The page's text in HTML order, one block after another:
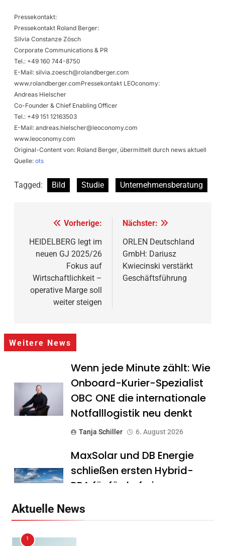
Pressekontakt:
Pressekontakt Roland Berger:
Silvia Constanze Zösch
Corporate Communications & PR
Tel.: +49 160 744-8750
E-Mail: silvia.zoesch@rolandberger.com
www.rolandberger.comPressekontakt LEOconomy:
Andreas Hielscher
Co-Founder & Chief Enabling Officer
Tel.: +49 151 12163503
E-Mail: andreas.hielscher@leoconomy.com
www.leoconomy.com
Original-Content von: Roland Berger, übermittelt durch news aktuell
Quelle: ots
Tagged: Bild Studie Unternehmensberatung
Beitragsnavigation
Vorherige:
HEIDELBERG legt im
neuen GJ 2025/26
Fokus auf
Wirtschaftlichkeit –
operative Marge soll
weiter steigen
Nächster:
ORLEN Deutschland
GmbH: Dariusz
Kwiecinski verstärkt
Geschäftsführung
Weitere News
Wenn jede Minute zählt: Wie
Onboard-Kurier-Spezialist
OBC ONE die internationale
Notfalllogistik neu denkt
Tanja Schiller 6. August 2026
MaxSolar und DB Energie
schließen ersten Hybrid-
PPA für förderfreie
Tanja Schiller
Aktuelle News
1